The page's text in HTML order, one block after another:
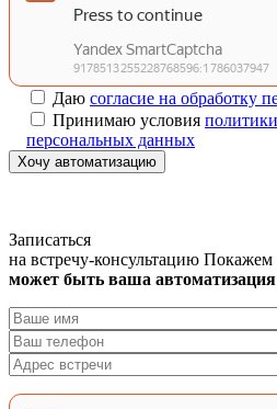
Даю согласие на обработку
Принимаю условия
персональных данных
Хочу автоматизацию
Записаться
на встречу-консультацию Покажем
может быть ваша автоматизация